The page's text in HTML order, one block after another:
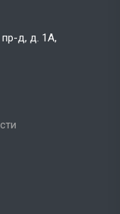
д, д. 1А,